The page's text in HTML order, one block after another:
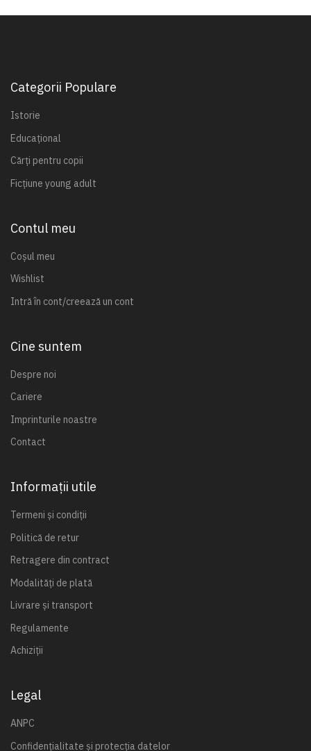
Categorii Populare
Istorie
Educațional
Cărți pentru copii
Ficțiune young adult
Contul meu
Coșul meu
Wishlist
Intră în cont/creează un cont
Cine suntem
Despre noi
Cariere
Imprinturile noastre
Contact
Informații utile
Termeni și condiții
Politică de retur
Retragere din contract
Modalități de plată
Livrare și transport
Regulamente
Achiziții
Legal
ANPC
Confidențialitate și protecția datelor